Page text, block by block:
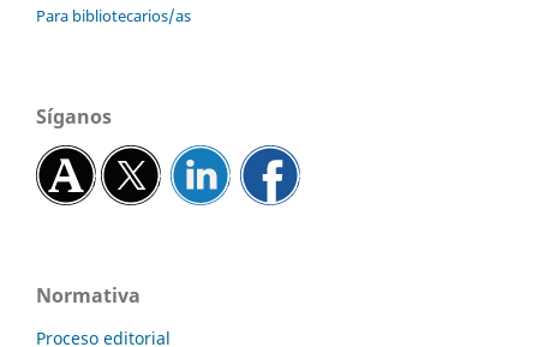
Para bibliotecarios/as
Síganos
Normativa
Proceso editorial